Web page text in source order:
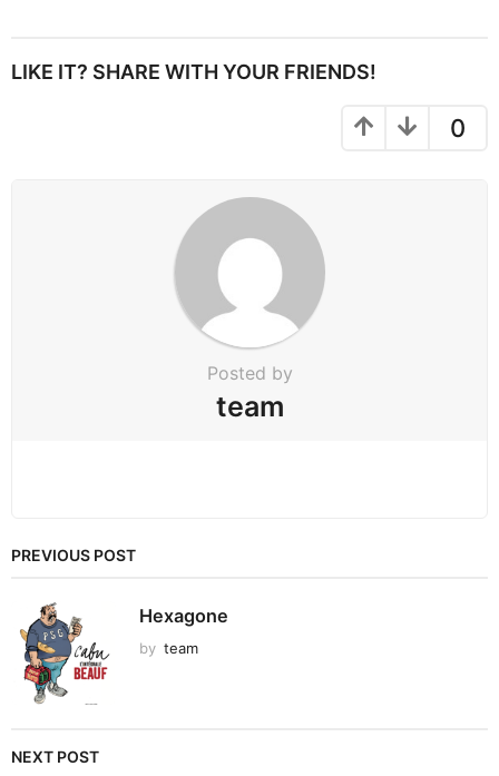
P
LIKE IT? SHARE WITH YOUR FRIENDS!
0
Posted by
team
PREVIOUS POST
Hexagone
by team
NEXT POST